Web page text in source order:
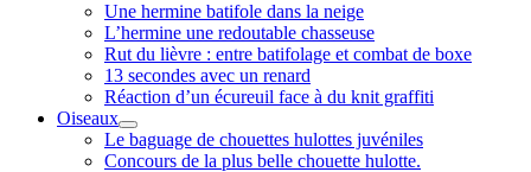
Une hermine batifole dans la neige
L’hermine une redoutable chasseuse
Rut du lièvre : entre batifolage et combat de boxe
13 secondes avec un renard
Réaction d’un écureuil face à du knit graffiti
Oiseaux
ouvrir
menu
Le baguage de chouettes hulottes juvéniles
Concours de la plus belle chouette hulotte.